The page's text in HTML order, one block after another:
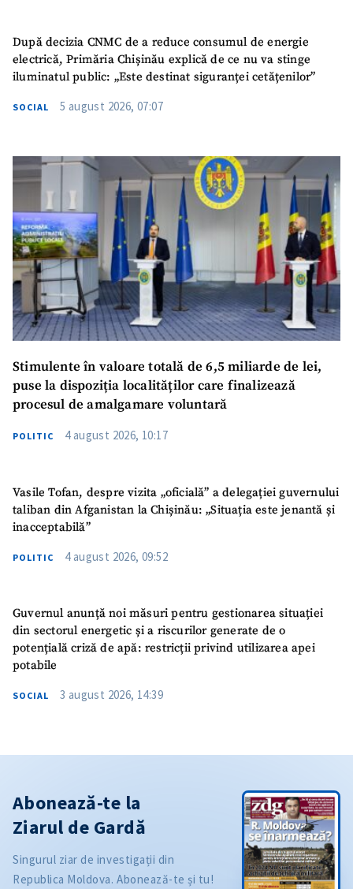
După decizia CNMC de a reduce consumul de energie
electrică, Primăria Chișinău explică de ce nu va stinge
iluminatul public: „Este destinat siguranței cetățenilor”
SOCIAL 5 august 2026, 07:07
Stimulente în valoare totală de 6,5 miliarde de lei,
puse la dispoziția localităților care finalizează
procesul de amalgamare voluntară
POLITIC 4 august 2026, 10:17
Vasile Tofan, despre vizita „oficială” a delegației guvernului
taliban din Afganistan la Chișinău: „Situația este jenantă și
inacceptabilă”
POLITIC 4 august 2026, 09:52
Guvernul anunță noi măsuri pentru gestionarea situației
din sectorul energetic și a riscurilor generate de o
potențială criză de apă: restricții privind utilizarea apei
potabile
SOCIAL 3 august 2026, 14:39
Abonează-te la
Ziarul de Gardă
Singurul ziar de investigații din
Republica Moldova. Abonează-te și tu!